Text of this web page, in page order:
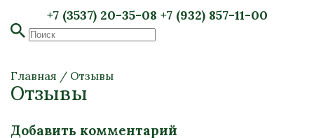
+7 (3537) 20-35-08 +7 (932) 857-11-00
Главная / Отзывы
Отзывы
Добавить комментарий